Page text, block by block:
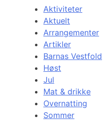
Aktiviteter
Aktuelt
Arrangementer
Artikler
Barnas Vestfold
Høst
Jul
Mat & drikke
Overnatting
Sommer